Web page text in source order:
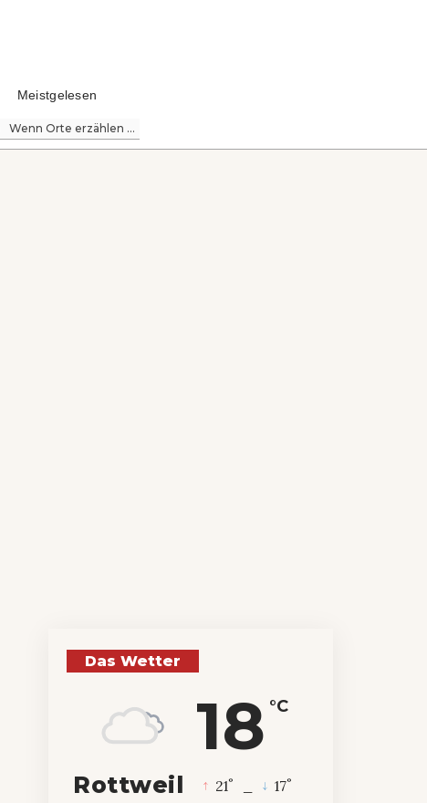
Meistgelesen
Wenn Orte erzählen ...
Das Wetter
18 °C
Rottweil 21° 17°